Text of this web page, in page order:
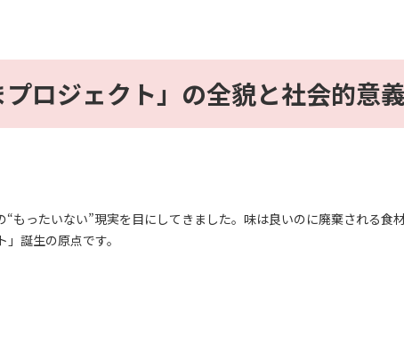
プロジェクト」の全貌と社会的意義
もったいない”現実を目にしてきました。味は良いのに廃棄される食
誕生の原点です。